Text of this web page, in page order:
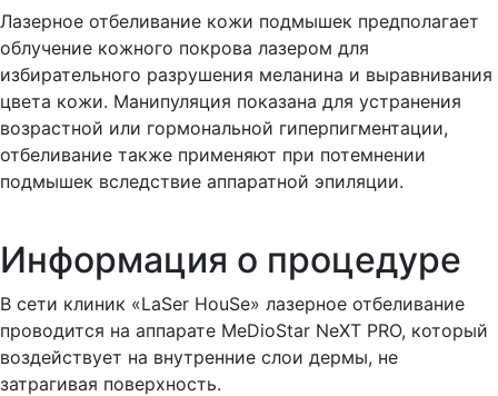
Лазерное отбеливание кожи подмышек предполагает
облучение кожного покрова лазером для
избирательного разрушения меланина и выравнивания
цвета кожи. Манипуляция показана для устранения
возрастной или гормональной гиперпигментации,
отбеливание также применяют при потемнении
подмышек вследствие аппаратной эпиляции.
Информация о процедуре
В сети клиник «LaSer HouSe» лазерное отбеливание
проводится на аппарате MeDioStar NeXT PRO, который
воздействует на внутренние слои дермы, не
затрагивая поверхность.